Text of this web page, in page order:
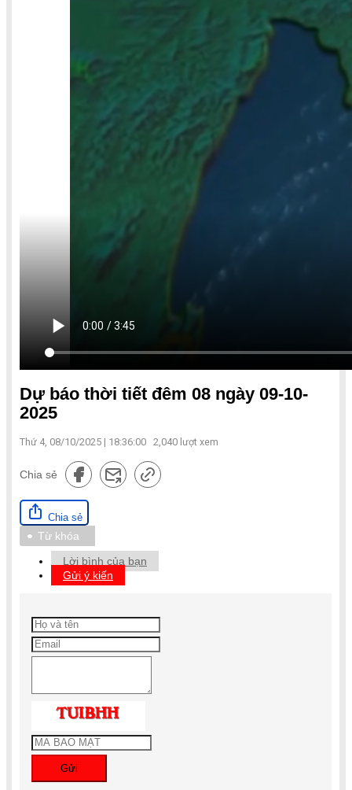
Dự báo thời tiết đêm 08 ngày 09-10-
2025
Thứ 4, 08/10/2025 | 18:36:00 2,040 lượt xem
Chia sẻ
Chia sẻ
Từ khóa
Lời bình của bạn
Gửi ý kiến
Gửi